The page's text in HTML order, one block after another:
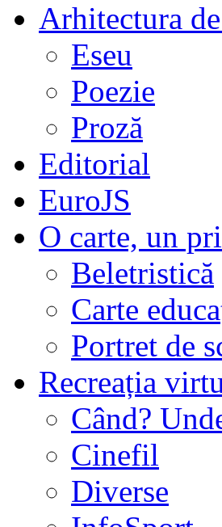
Arhitectura
Eseu
Poezie
Proză
Editorial
EuroJS
O carte, un
Beletristică
Carte
Portret de
Recreația
Când?
Cinefil
Diverse